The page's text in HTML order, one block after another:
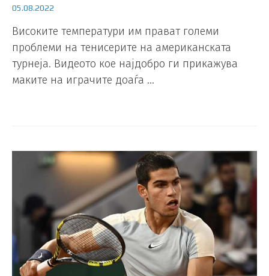
05.08.2022
Високите температури им прават големи
проблеми на тенисерите на американската
турнеја. Видеото кое најдобро ги прикажува
маките на играчите доаѓа …